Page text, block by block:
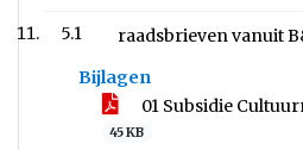
5.1
raadsbrieven vanuit
Bijlagen
01 Subsidie
45 KB